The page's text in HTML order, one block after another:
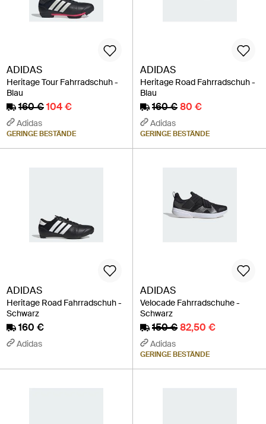
ADIDAS
Heritage Tour Fahrradschuh -
Blau
160 €104 €
Adidas
GERINGE BESTÄNDE
ADIDAS
Heritage Road Fahrradschuh -
Blau
160 €80 €
Adidas
GERINGE BESTÄNDE
ADIDAS
Heritage Road Fahrradschuh -
Schwarz
160 €
Adidas
ADIDAS
Velocade Fahrradschuhe -
Schwarz
150 €82,50 €
Adidas
GERINGE BESTÄNDE